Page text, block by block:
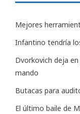
Mejores
Infantino tendría
Dvorkovich deja
mando
Butacas para
El último baile de